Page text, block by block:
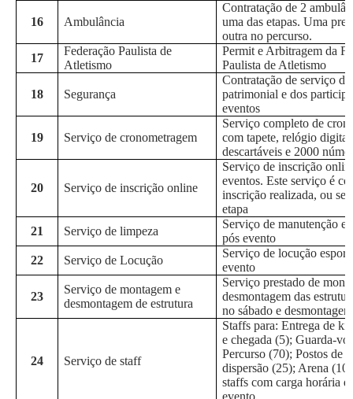
16 Ambulância
Contratação de 2
uma das etapas. Uma
outra no percurso.
17
Federação Paulista de
Atletismo
Permit e Arbitragem da
Paulista de Atletismo
18 Segurança
Contratação de serviço de
patrimonial e dos
eventos
19 Serviço de cronometragem
Serviço completo de
com tapete, relógio
descartáveis e 2000
20 Serviço de inscrição online
Serviço de inscrição
eventos. Este serviço é
inscrição realizada, ou
etapa
21
Serviço de limpeza
Serviço de manutenção e
pós evento
22
Serviço de Locução
Serviço de locução
evento
23
Serviço de montagem e
desmontagem de estrutura
Serviço prestado de
desmontagem das
no sábado e
24 Serviço de staff
Staffs para: Entrega de
e chegada (5); Guarda-
Percurso (70); Postos de
dispersão (25); Arena
staffs com carga horária
evento.